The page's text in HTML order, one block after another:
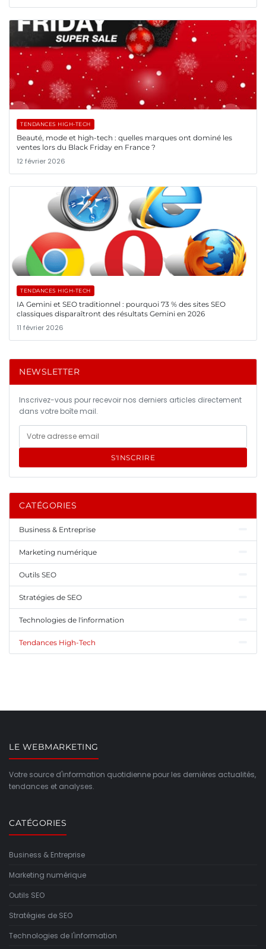
TENDANCES HIGH-TECH
Beauté, mode et high-tech : quelles marques ont dominé les
ventes lors du Black Friday en France ?
12 février 2026
TENDANCES HIGH-TECH
IA Gemini et SEO traditionnel : pourquoi 73 % des sites SEO
classiques disparaîtront des résultats Gemini en 2026
11 février 2026
NEWSLETTER
Inscrivez-vous pour recevoir nos derniers articles directement
dans votre boîte mail.
S'INSCRIRE
CATÉGORIES
Business & Entreprise
Marketing numérique
Outils SEO
Stratégies de SEO
Technologies de l'information
Tendances High-Tech
LE WEBMARKETING
Votre source d'information quotidienne pour les dernières actualités,
tendances et analyses.
CATÉGORIES
Business & Entreprise
Marketing numérique
Outils SEO
Stratégies de SEO
Technologies de l'information